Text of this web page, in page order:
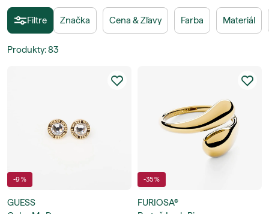
Filtre Značka Cena & Zľavy Farba Materiál
Produkty:83
-9 %
GUESS
-35 %
FURIOSA®